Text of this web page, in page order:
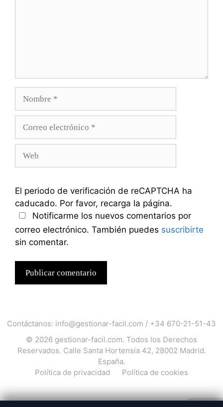
electrónico
El periodo de verificación de reCAPTCHA ha
caducado. Por favor, recarga la página.
Notificarme los nuevos comentarios por
correo electrónico. También puedes suscribirte
sin comentar.
Contáctanos: info@gestionar-facil.com / +34 670-21-51-43
© 2026 gestionar-facil.com. Todos los Derechos
Reservados. Calle Santa Hortensia 42, 28002 Madrid.
España.
Política de privacidad
Política de cookies